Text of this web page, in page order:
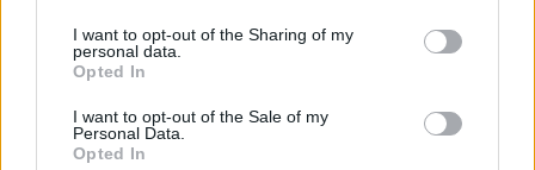
I want to opt-out of the Sharing of my
personal data.
Opted In
I want to opt-out of the Sale of my
Personal Data.
Opted In
18:00 - 20:00
ΆλμπουμΒασίλης Κριμπάς
Aρχείο
Αποδέχομαι τους
και την πολιτική απορρήτου